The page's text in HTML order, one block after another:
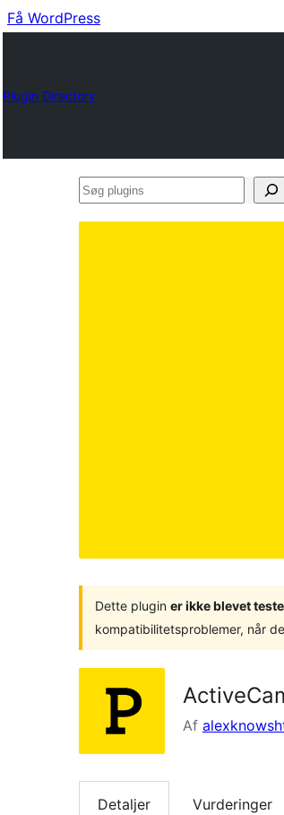
Få WordPress
Plugin Directory
Søg
Dette plugin er ikke blevet
kompatibilitetsproblemer, når
Af
Detaljer Vurderinger